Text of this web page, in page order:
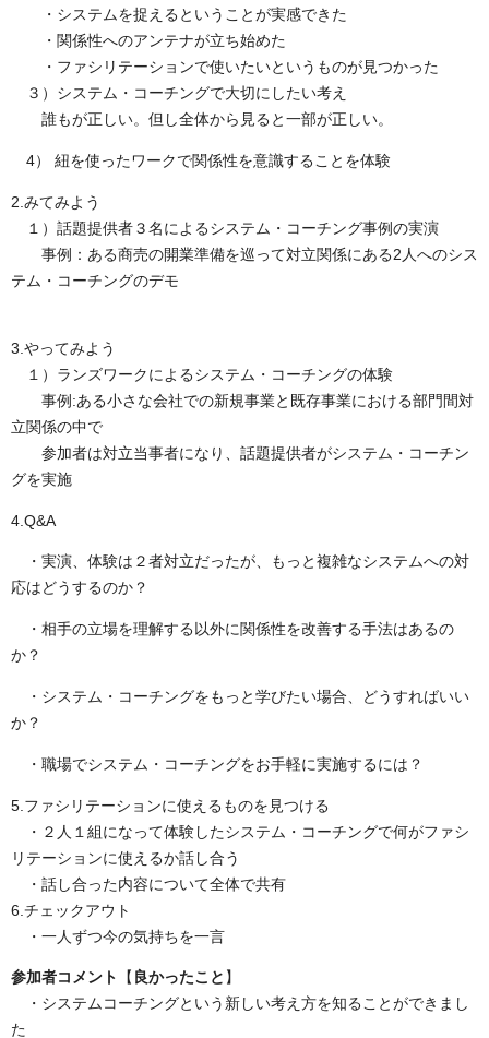
・システムを捉えるということが実感できた
・関係性へのアンテナが立ち始めた
・ファシリテーションで使いたいというものが見つかった
３）システム・コーチングで大切にしたい考え
誰もが正しい。但し全体から見ると一部が正しい。
4） 紐を使ったワークで関係性を意識することを体験
2.みてみよう
１）話題提供者３名によるシステム・コーチング事例の実演
事例：ある商売の開業準備を巡って対立関係にある2人へのシス
テム・コーチングのデモ
3.やってみよう
１）ランズワークによるシステム・コーチングの体験
事例:ある小さな会社での新規事業と既存事業における部門間対
立関係の中で
参加者は対立当事者になり、話題提供者がシステム・コーチン
グを実施
4.Q&A
・実演、体験は２者対立だったが、もっと複雑なシステムへの対
応はどうするのか？
・相手の立場を理解する以外に関係性を改善する手法はあるの
か？
・システム・コーチングをもっと学びたい場合、どうすればいい
か？
・職場でシステム・コーチングをお手軽に実施するには？
5.ファシリテーションに使えるものを見つける
・２人１組になって体験したシステム・コーチングで何がファシ
リテーションに使えるか話し合う
・話し合った内容について全体で共有
6.チェックアウト
・一人ずつ今の気持ちを一言
参加者コメント 【 良かったこと 】
・システムコーチングという新しい考え方を知ることができまし
た